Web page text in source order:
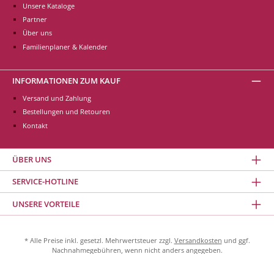
Unsere Kataloge
Partner
Über uns
Familienplaner & Kalender
INFORMATIONEN ZUM KAUF
Versand und Zahlung
Bestellungen und Retouren
Kontakt
ÜBER UNS
SERVICE-HOTLINE
UNSERE VORTEILE
* Alle Preise inkl. gesetzl. Mehrwertsteuer zzgl. Versandkosten und ggf.
Nachnahmegebühren, wenn nicht anders angegeben.